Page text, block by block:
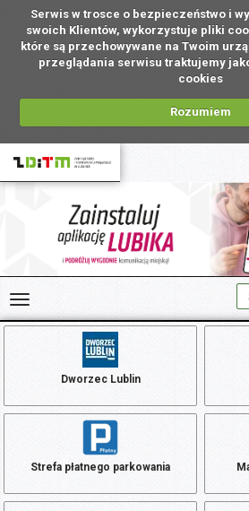
Serwis w trosce o bezpieczeństwo i
swoich Klientów, wykorzystuje pliki
które są przechowywane na Twoim
przeglądania serwisu traktujemy
cookies
Rozumiem
Dworzec Lublin
Strefa płatnego parkowania